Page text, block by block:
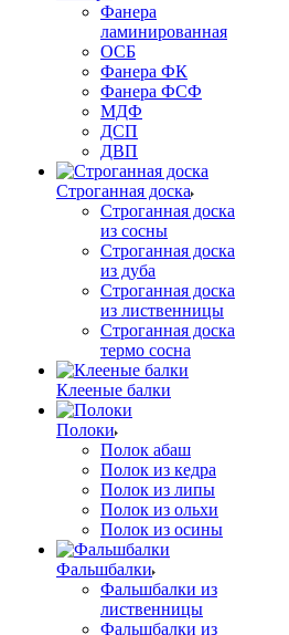
Фанера
ламинированная
ОСБ
Фанера ФК
Фанера ФСФ
МДФ
ДСП
ДВП
Строганная доска
Строганная доска
из сосны
Строганная доска
из дуба
Строганная доска
из лиственницы
Строганная доска
термо сосна
Клееные балки
Полоки
Полок абаш
Полок из кедра
Полок из липы
Полок из ольхи
Полок из осины
Фальшбалки
Фальшбалки из
лиственницы
Фальшбалки из